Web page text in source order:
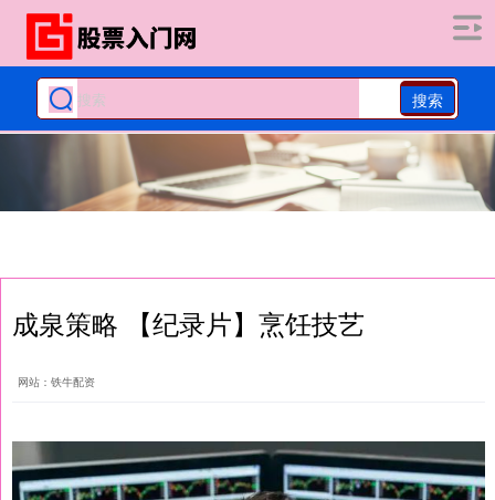
搜索
成泉策略 【纪录片】烹饪技艺
网站：铁牛配资